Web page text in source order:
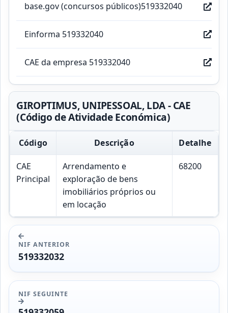
base.gov (concursos públicos)519332040
Einforma 519332040
CAE da empresa 519332040
GIROPTIMUS, UNIPESSOAL, LDA - CAE
(Código de Atividade Económica)
Código Descrição Detalhe
CAE
Principal
Arrendamento e
exploração de bens
imobiliários próprios ou
em locação
68200
NIF ANTERIOR
519332032
NIF SEGUINTE